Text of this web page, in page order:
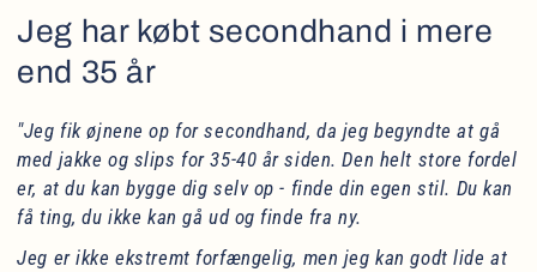
Jeg har købt secondhand i mere
end 35 år
"Jeg fik øjnene op for secondhand, da jeg begyndte at gå
med jakke og slips for 35-40 år siden. Den helt store fordel
er, at du kan bygge dig selv op - finde din egen stil. Du kan
få ting, du ikke kan gå ud og finde fra ny.
Jeg er ikke ekstremt forfængelig, men jeg kan godt lide at